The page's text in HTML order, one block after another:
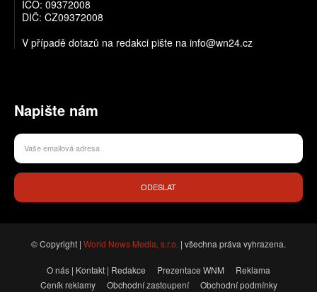
IČO: 09372008
DIČ: CZ09372008
V případě dotazů na redakci pište na info@wn24.cz
Napište nám
ODESLAT
© Copyright | World News Media, s.r.o. | všechna práva vyhrazena.
O nás | Kontakt | Redakce Prezentace WNM
Reklama
Ceník reklamy
Obchodní zastoupení Obchodní podmínky